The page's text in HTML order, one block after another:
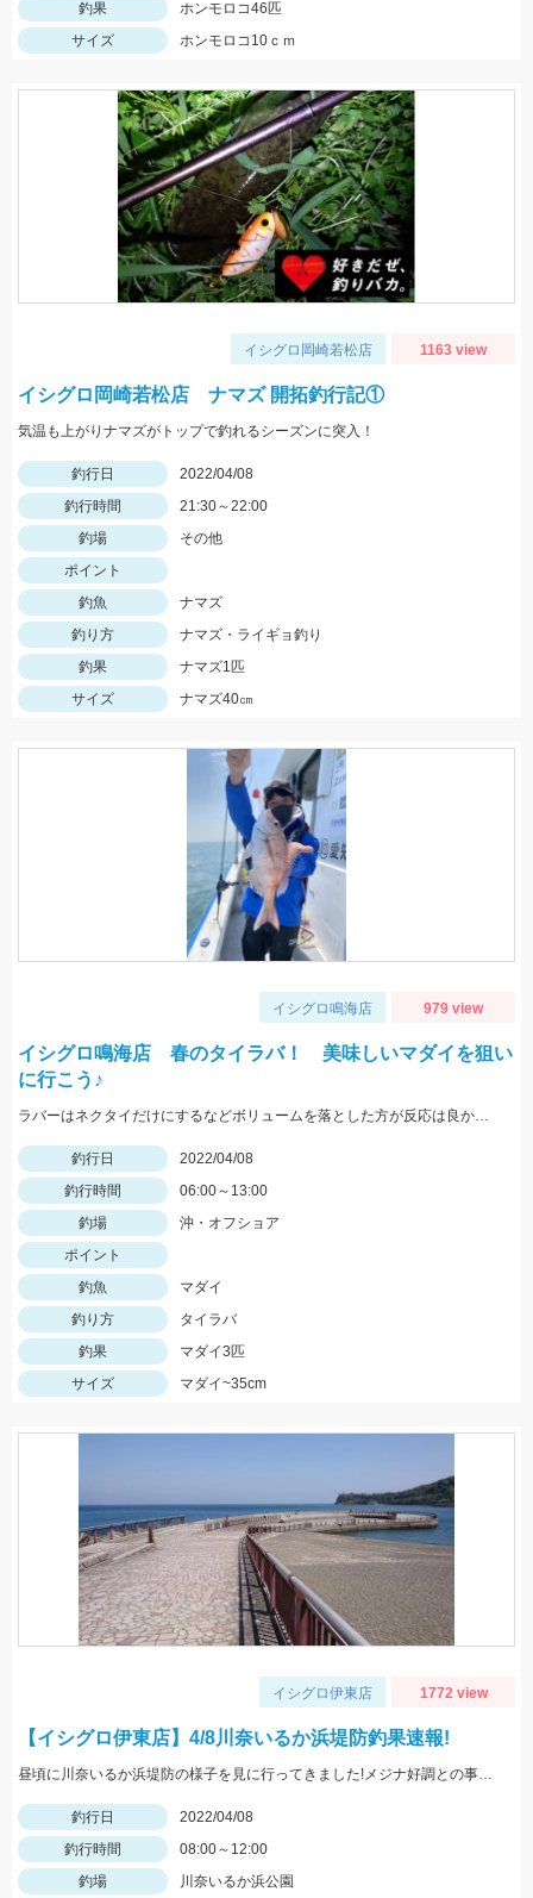
釣果
ホンモロコ46匹
サイズ
ホンモロコ10ｃｍ
イシグロ岡崎若松店 1163 view
イシグロ岡崎若松店 ナマズ 開拓釣行記①
気温も上がりナマズがトップで釣れるシーズンに突入！
釣行日
2022/04/08
釣行時間
21:30～22:00
釣場
その他
ポイント
釣魚
ナマズ
釣り方
ナマズ・ライギョ釣り
釣果
ナマズ1匹
サイズ
ナマズ40㎝
イシグロ鳴海店 979 view
イシグロ鳴海店 春のタイラバ！ 美味しいマダイを狙い
に行こう♪
ラバーはネクタイだけにするなどボリュームを落とした方が反応は良かったです。 ヘッドはサイズを小さくできるタングステンのがオススメです！
釣行日
2022/04/08
釣行時間
06:00～13:00
釣場
沖・オフショア
ポイント
釣魚
マダイ
釣り方
タイラバ
釣果
マダイ3匹
サイズ
マダイ~35cm
イシグロ伊東店 1772 view
【イシグロ伊東店】4/8川奈いるか浜堤防釣果速報!
昼頃に川奈いるか浜堤防の様子を見に行ってきました!メジナ好調との事です!!
釣行日
2022/04/08
釣行時間
08:00～12:00
釣場
川奈いるか浜公園